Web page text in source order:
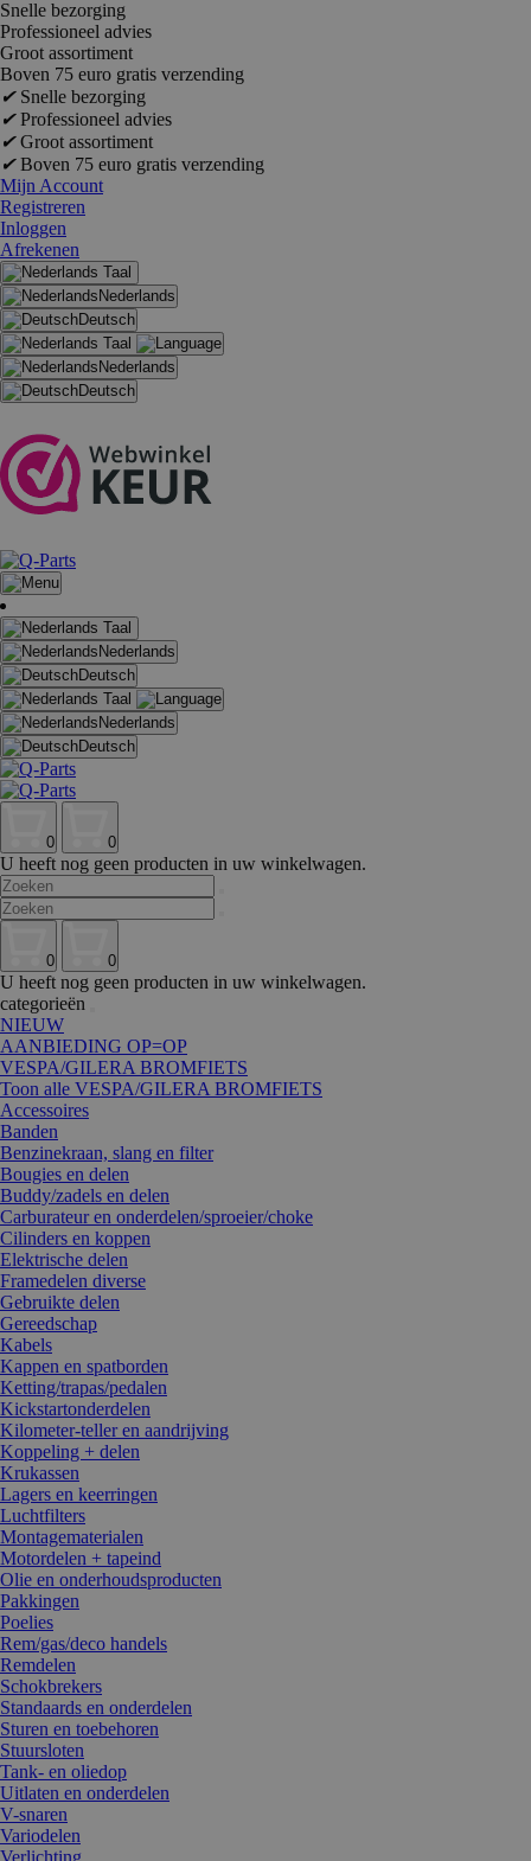
Snelle bezorging
Professioneel advies
Groot assortiment
Boven 75 euro gratis verzending
✔Snelle bezorging
✔Professioneel advies
✔Groot assortiment
✔Boven 75 euro gratis verzending
Mijn Account
Registreren
Inloggen
Afrekenen
Taal
Nederlands
Deutsch
Taal
Nederlands
Deutsch
Taal
Nederlands
Deutsch
Taal
Nederlands
Deutsch
0 0
U heeft nog geen producten in uw winkelwagen.
0 0
U heeft nog geen producten in uw winkelwagen.
categorieën
NIEUW
AANBIEDING OP=OP
VESPA/GILERA BROMFIETS
Toon alle VESPA/GILERA BROMFIETS
Accessoires
Banden
Benzinekraan, slang en filter
Bougies en delen
Buddy/zadels en delen
Carburateur en onderdelen/sproeier/choke
Cilinders en koppen
Elektrische delen
Framedelen diverse
Gebruikte delen
Gereedschap
Kabels
Kappen en spatborden
Ketting/trapas/pedalen
Kickstartonderdelen
Kilometer-teller en aandrijving
Koppeling + delen
Krukassen
Lagers en keerringen
Luchtfilters
Montagematerialen
Motordelen + tapeind
Olie en onderhoudsproducten
Pakkingen
Poelies
Rem/gas/deco handels
Remdelen
Schokbrekers
Standaards en onderdelen
Sturen en toebehoren
Stuursloten
Tank- en oliedop
Uitlaten en onderdelen
V-snaren
Variodelen
Verlichting